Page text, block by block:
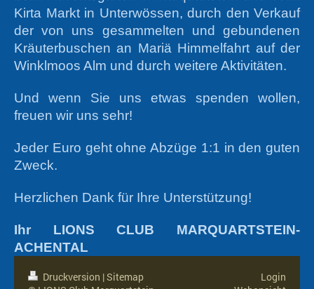
Kirta Markt in Unterwössen, durch den Verkauf
der von uns gesammelten und gebundenen
Kräuterbuschen an Mariä Himmelfahrt auf der
Winklmoos Alm und durch weitere Aktivitäten.
Und wenn Sie uns etwas spenden wollen,
freuen wir uns sehr!
Jeder Euro geht ohne Abzüge 1:1 in den guten
Zweck.
Herzlichen Dank für Ihre Unterstützung!
Ihr LIONS CLUB MARQUARTSTEIN-
ACHENTAL
Druckversion |Sitemap
Login